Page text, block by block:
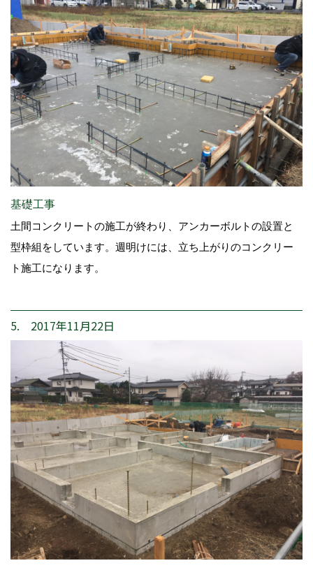
基礎工事
土間コンクリートの施工が終わり、アンカーボルトの設置と
型枠組をしています。週明けには、立ち上がりのコンクリー
ト施工になります。
5. 2017年11月22日